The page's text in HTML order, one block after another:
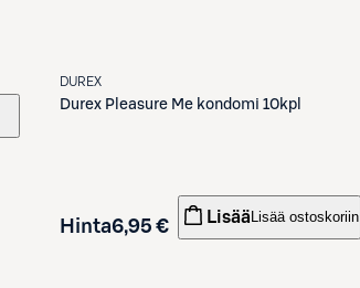
DUREX
Durex Pleasure Me kondomi 10kpl
Hinta6,95 € Lisää Lisää ostoskoriin